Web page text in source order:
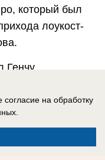
который был
лоукост-
Генчу
подписаться на
bloknotmd
- все
на обработку